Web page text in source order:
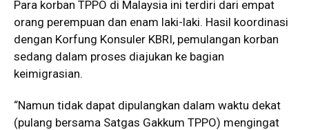
Para korban TPPO di Malaysia ini terdiri dari empat
orang perempuan dan enam laki-laki. Hasil koordinasi
dengan Korfung Konsuler KBRI, pemulangan korban
sedang dalam proses diajukan ke bagian
keimigrasian.
“Namun tidak dapat dipulangkan dalam waktu dekat
(pulang bersama Satgas Gakkum TPPO) mengingat